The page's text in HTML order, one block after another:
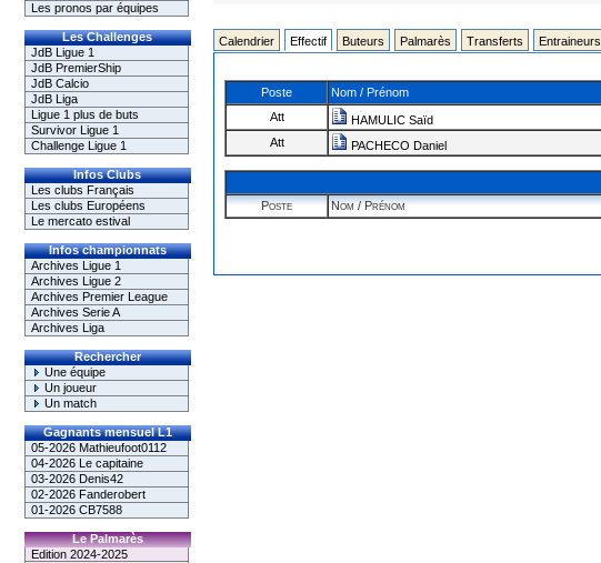
Les pronos par équipes
Les Challenges
JdB Ligue 1
JdB PremierShip
JdB Calcio
JdB Liga
Ligue 1 plus de buts
Survivor Ligue 1
Challenge Ligue 1
Infos Clubs
Les clubs Français
Les clubs Européens
Le mercato estival
Infos championnats
Archives Ligue 1
Archives Ligue 2
Archives Premier League
Archives Serie A
Archives Liga
Rechercher
Une équipe
Un joueur
Un match
Gagnants mensuel L1
05-2026 Mathieufoot0112
04-2026 Le capitaine
03-2026 Denis42
02-2026 Fanderobert
01-2026 CB7588
Le Palmarès
Edition 2024-2025
Calendrier Effectif Buteurs Palmarès Transferts Entraineurs
Poste Nom / Prénom
Att
HAMULIC Saïd
Att
PACHECO Daniel
Poste
Nom / Prénom